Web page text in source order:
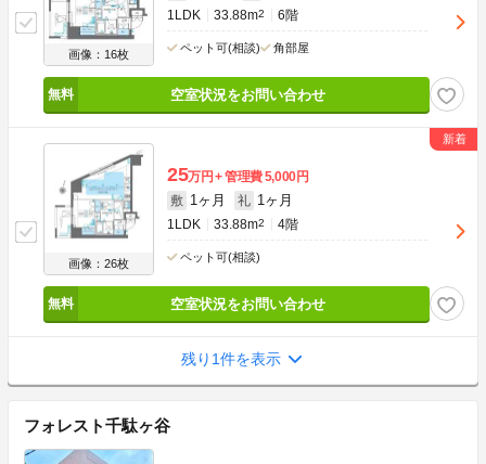
画像：16枚
1LDK 33.88m2 6階
ペット可(相談) 角部屋
空室状況をお問い合わせ
画像：26枚
25万円 管理費5,000円
敷 1ヶ月 礼 1ヶ月
1LDK 33.88m2 4階
ペット可(相談)
空室状況をお問い合わせ
残り1件を表示
フォレスト千駄ヶ谷